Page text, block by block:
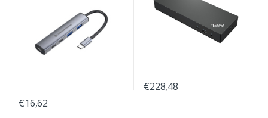
€16,62
€228,48